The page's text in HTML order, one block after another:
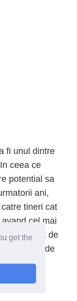
get the
fi unul dintre
ceea ce
potential sa
ani,
tineri cat
cel mai
este urmat de
de bunuri de